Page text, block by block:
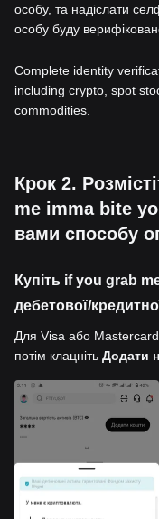
особу, та надіслати
особу буду
Complete identity
including crypto, spot
commodities.
Крок 2.
me imma bite
вами способу
Купіть if you grab
дебетової/
Для Visa або Mastercard
потім клацніть Додати